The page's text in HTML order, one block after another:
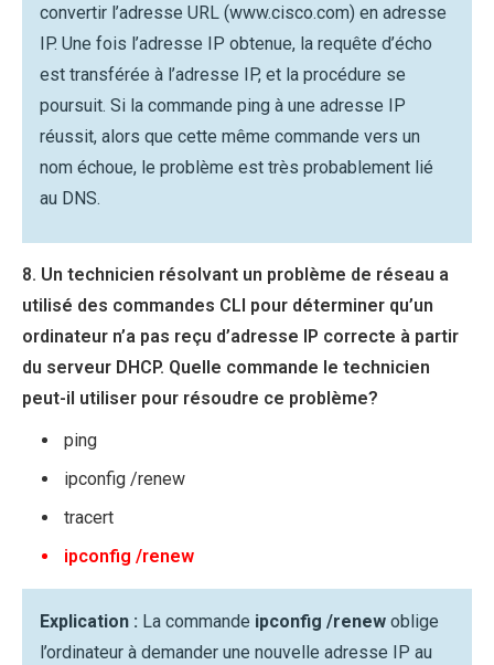
convertir l’adresse URL (www.cisco.com) en adresse
IP. Une fois l’adresse IP obtenue, la requête d’écho
est transférée à l’adresse IP, et la procédure se
poursuit. Si la commande ping à une adresse IP
réussit, alors que cette même commande vers un
nom échoue, le problème est très probablement lié
au DNS.
8. Un technicien résolvant un problème de réseau a
utilisé des commandes CLI pour déterminer qu’un
ordinateur n’a pas reçu d’adresse IP correcte à partir
du serveur DHCP. Quelle commande le technicien
peut-il utiliser pour résoudre ce problème?
ping
ipconfig /renew
tracert
ipconfig /renew
Explication : La commande ipconfig /renew oblige
l’ordinateur à demander une nouvelle adresse IP au